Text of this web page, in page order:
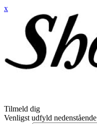
x
Tilmeld dig
Venligst udfyld nedenstående